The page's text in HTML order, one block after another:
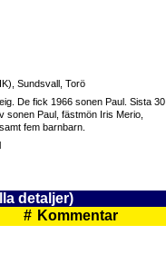
Sundsvall, Torö
De fick 1966 sonen Paul. Sista 30
sonen Paul, fästmön Iris Merio,
fem barnbarn.
detaljer)
# Kommentar